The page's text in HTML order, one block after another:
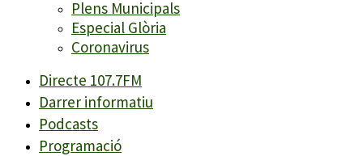
Plens Municipals
Especial Glòria
Coronavirus
Directe 107.7FM
Darrer informatiu
Podcasts
Programació